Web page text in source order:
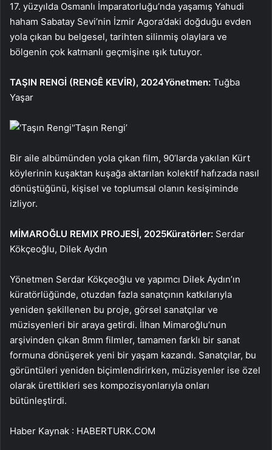
17. yüzyılda Osmanlı İmparatorluğu’nda yaşamış Yahudi
haham Sabatay Sevi’nin İzmir Agora’daki doğduğu evden
yola çıkan bu belgesel, tarihten silinmiş olaylara ve
bölgenin çok katmanlı geçmişine ışık tutuyor.
TAŞIN RENGİ (RENGÊ KEVİR), 2024Yönetmen: Tuğba
Yaşar
‘Taşın Rengi’
Bir aile albümünden yola çıkan film, 90’larda yakılan Kürt
köylerinin kuşaktan kuşağa aktarılan kolektif hafızada nasıl
dönüştüğünü, kişisel ve toplumsal olanın kesişiminde
izliyor.
MİMAROĞLU REMIX PROJESİ, 2025Küratörler: Serdar
Kökçeoğlu, Dilek Aydın
Yönetmen Serdar Kökçeoğlu ve yapımcı Dilek Aydın’ın
küratörlüğünde, otuzdan fazla sanatçının katkılarıyla
yeniden şekillenen bu proje, görsel sanatçılar ve
müzisyenleri bir araya getirdi. İlhan Mimaroğlu’nun
arşivinden çıkan 8mm filmler, tamamen farklı bir sanat
formuna dönüşerek yeni bir yaşam kazandı. Sanatçılar, bu
görüntüleri yeniden biçimlendirirken, müzisyenler ise özel
olarak ürettikleri ses kompozisyonlarıyla onları
bütünleştirdi.
Haber Kaynak : HABERTURK.COM